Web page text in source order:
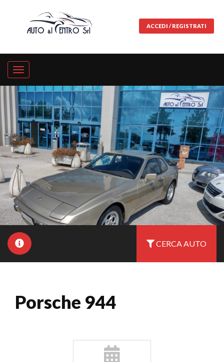
ACCEDI / REGISTRATI
CERCA AUTO
Porsche 944